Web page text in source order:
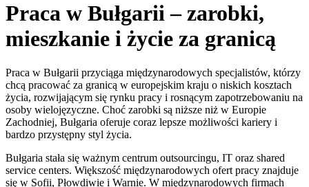
Praca w Bułgarii – zarobki,
mieszkanie i życie za granicą
Praca w Bułgarii przyciąga międzynarodowych specjalistów, którzy
chcą pracować za granicą w europejskim kraju o niskich kosztach
życia, rozwijającym się rynku pracy i rosnącym zapotrzebowaniu na
osoby wielojęzyczne. Choć zarobki są niższe niż w Europie
Zachodniej, Bułgaria oferuje coraz lepsze możliwości kariery i
bardzo przystępny styl życia.
Bułgaria stała się ważnym centrum outsourcingu, IT oraz shared
service centers. Większość międzynarodowych ofert pracy znajduje
się w Sofii, Płowdiwie i Warnie. W międzynarodowych firmach